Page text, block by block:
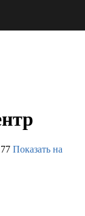
Показать на